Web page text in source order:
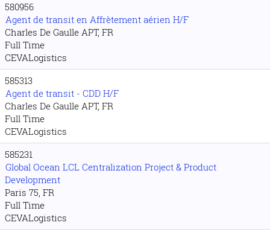
580956
Agent de transit en Affrètement aérien H/F
Charles De Gaulle APT, FR
Full Time
CEVALogistics
585313
Agent de transit - CDD H/F
Charles De Gaulle APT, FR
Full Time
CEVALogistics
585231
Global Ocean LCL Centralization Project & Product
Development
Paris 75, FR
Full Time
CEVALogistics